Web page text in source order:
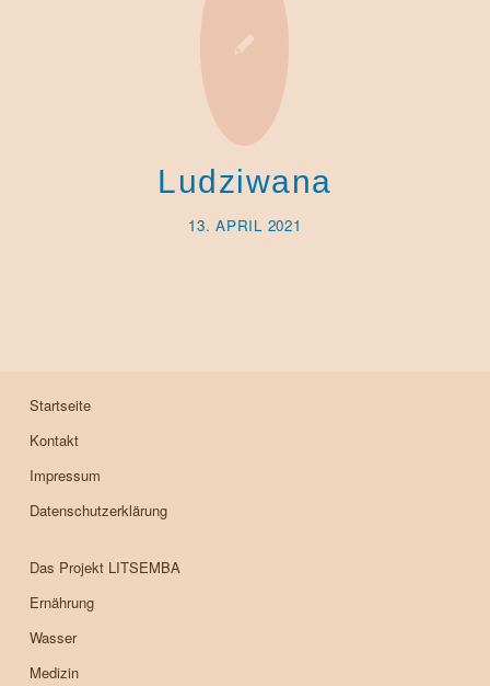
Ludziwana
13. APRIL 2021
Startseite
Kontakt
Impressum
Datenschutzerklärung
Das Projekt LITSEMBA
Ernährung
Wasser
Medizin